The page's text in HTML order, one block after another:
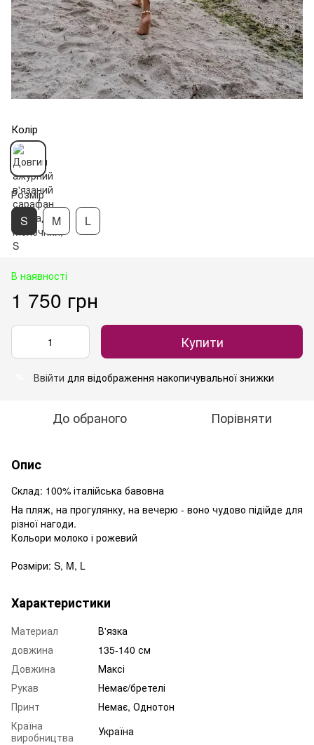
Колір
Розмір
S M L
В наявності
1 750 грн
Купити
Ввійти для відображення накопичувальної знижки
До обраного Порівняти
Опис
Склад: 100% італійська бавовна
На пляж, на прогулянку, на вечерю - воно чудово підійде для
різної нагоди.
Кольори молоко і рожевий
Розміри: S, M, L
Характеристики
Материал
В'язка
довжина
135-140 см
Довжина
Максі
Рукав
Немає/бретелі
Принт
Немає, Однотон
Країна
виробництва
Україна